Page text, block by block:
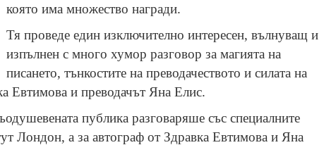
която има множество награди.
Тя проведе един изключително интересен, вълнуващ и
изпълнен с много хумор разговор за магията на
писането, тънкостите на преводачеството и силата на
Евтимова и преводачът Яна Елис.
публика разговаряше със специалните
Лондон, а за автограф от Здравка Евтимова и Яна